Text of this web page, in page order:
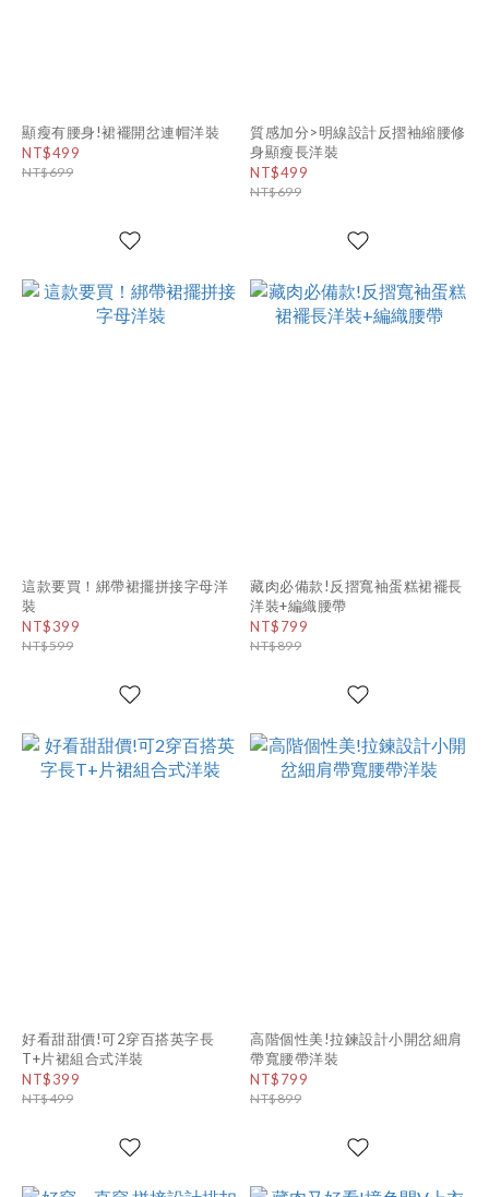
顯瘦有腰身!裙襬開岔連帽洋裝
NT$499
NT$699
質感加分>明線設計反摺袖縮腰修
身顯瘦長洋裝
NT$499
NT$699
這款要買！綁帶裙擺拼接字母洋
裝
NT$399
NT$599
藏肉必備款!反摺寬袖蛋糕裙襬長
洋裝+編織腰帶
NT$799
NT$899
好看甜甜價!可2穿百搭英字長
T+片裙組合式洋裝
NT$399
NT$499
高階個性美!拉鍊設計小開岔細肩
帶寬腰帶洋裝
NT$799
NT$899